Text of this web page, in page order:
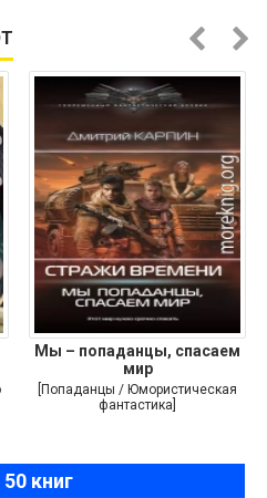
Мы – попаданцы, спасаем
мир
[Попаданцы / Юмористическая
фантастика]
книг